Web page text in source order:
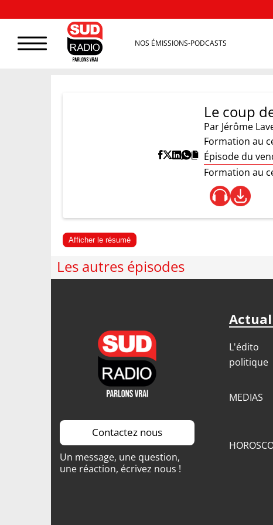
NOS ÉMISSIONS-PODCASTS
Le coup
Par Jérôme
Formation au
Épisode du
Formation au
Afficher le résumé
Les autres épisodes
Contactez nous
Un message, une question,
une réaction, écrivez nous !
L'édito
politique
MEDIAS